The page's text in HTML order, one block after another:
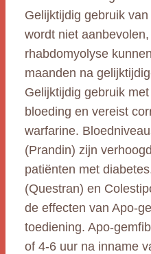
Gelijktijdig gebruik
wordt niet
rhabdomyolyse
maanden na
Gelijktijdig gebruik
bloeding en vereist
warfarine.
(Prandin) zijn
patiënten met
(Questran) en
de effecten van Apo-
toediening. Apo-
of 4-6 uur na inname